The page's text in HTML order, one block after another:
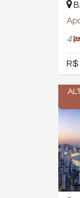
4
R$